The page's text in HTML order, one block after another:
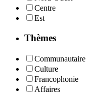
Centre
Est
Thèmes
Communautaire
Culture
Francophonie
Affaires